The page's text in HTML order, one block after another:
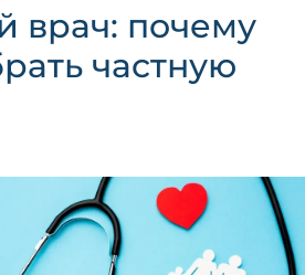
врач: почему
частную